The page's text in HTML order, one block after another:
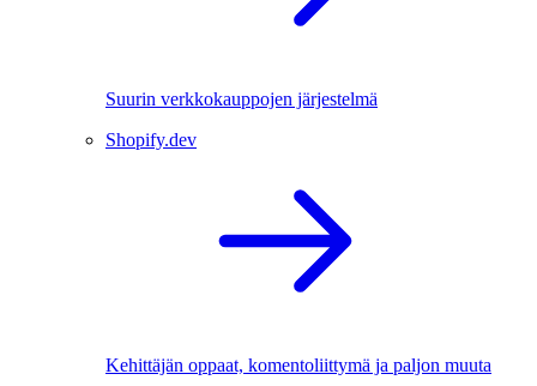
Suurin verkkokauppojen järjestelmä
Shopify.dev
Kehittäjän oppaat, komentoliittymä ja paljon muuta